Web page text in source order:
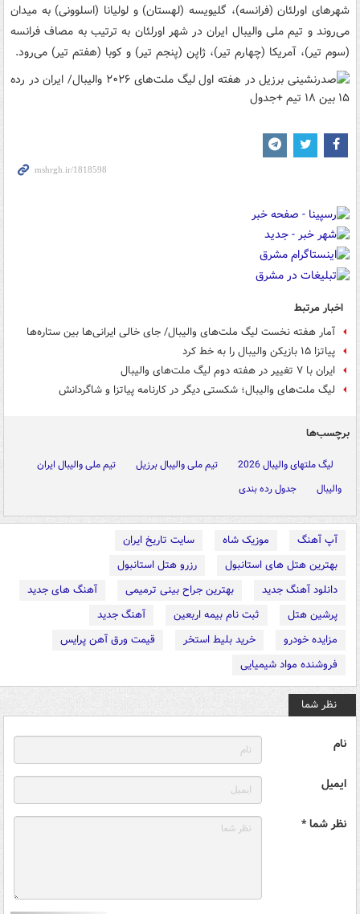
شهرهای اورلئان (فرانسه)، گلیویسه (لهستان) و لولیانا (اسلوونی) به میدان
می‌روند و تیم ملی والیبال ایران در شهر اورلئان به ترتیب به مصاف فرانسه
(سوم تیر)، آمریکا (چهارم تیر)، ژاپن (پنجم تیر) و کوبا (هفتم تیر) می‌رود.
اخبار مرتبط
آمار هفته نخست لیگ ملت‌های والیبال/ جای خالی ایرانی‌ها بین ستاره‌ها
پیاتزا ۱۵ بازیکن والیبال را به خط کرد
ایران با ۷ تغییر در هفته دوم لیگ ملت‌های والیبال
لیگ‌ ملت‌های والیبال؛ شکستی دیگر در کارنامه پیاتزا و شاگردانش
برچسب‌ها
لیگ ملتهای والیبال 2026 تیم ملی والیبال برزیل
تیم ملی والیبال ایران
والیبال
جدول رده بندی
آپ آهنگ موزیک شاه
سایت تاریخ ایران
بهترین هتل های استانبول
رزرو هتل استانبول
دانلود آهنگ جدید
بهترین جراح بینی ترمیمی
آهنگ های جدید
پرشین هتل
ثبت نام بیمه اربعین
آهنگ جدید
مزایده خودرو
خرید بلیط استخر
قیمت ورق آهن پرایس
فروشنده مواد شیمیایی
نظر شما
نام
ایمیل
نظر شما *